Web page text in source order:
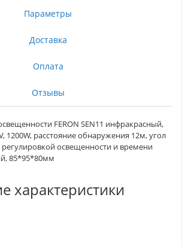
Параметры
Доставка
Оплата
Отзывы
FERON SEN11 инфракрасный,
1200W, расстояние обнаружения 12м, угол
освещенности и времени
85*95*80мм
характеристики